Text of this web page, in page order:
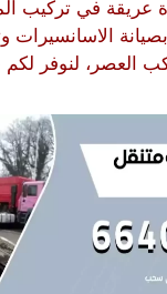
عريقة في تركيب
الاسانسيرات
العصر، لنوفر